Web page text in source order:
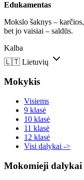
Edukamentas
Mokslo šaknys – karčios,
bet jo vaisiai – saldūs.
Kalba
🇱🇹 Lietuvių
Mokykis
Visiems
9 klasė
10 klasė
11 klasė
12 klasė
Visi dalykai ->
Mokomieji dalykai